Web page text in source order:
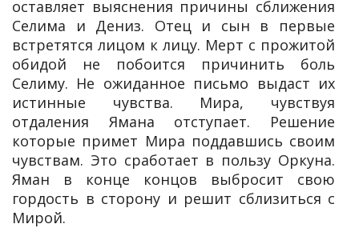
оставляет выяснения причины сближения
Селима и Дениз. Отец и сын в первые
встретятся лицом к лицу. Мерт с прожитой
обидой не побоится причинить боль
Селиму. Не ожиданное письмо выдаст их
истинные чувства. Мира, чувствуя
отдаления Ямана отступает. Решение
которые примет Мира поддавшись своим
чувствам. Это сработает в пользу Оркуна.
Яман в конце концов выбросит свою
гордость в сторону и решит сблизиться с
Мирой.